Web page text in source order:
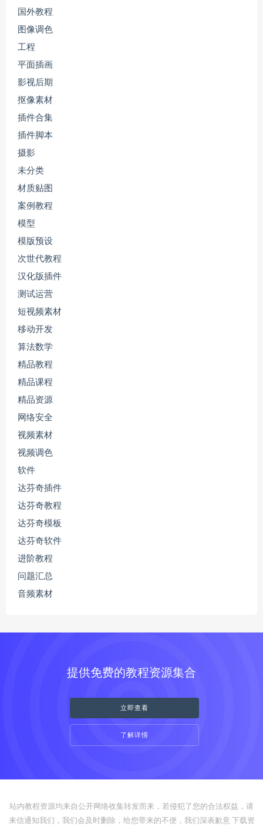
国外教程
图像调色
工程
平面插画
影视后期
抠像素材
插件合集
插件脚本
摄影
未分类
材质贴图
案例教程
模型
模版预设
次世代教程
汉化版插件
测试运营
短视频素材
移动开发
算法数学
精品教程
精品课程
精品资源
网络安全
视频素材
视频调色
软件
达芬奇插件
达芬奇教程
达芬奇模板
达芬奇软件
进阶教程
问题汇总
音频素材
提供免费的教程资源集合
立即查看
了解详情
站内教程资源均来自公开网络收集转发而来，若侵犯了您的合法权益，请
来信通知我们，我们会及时删除，给您带来的不便，我们深表歉意 下载资